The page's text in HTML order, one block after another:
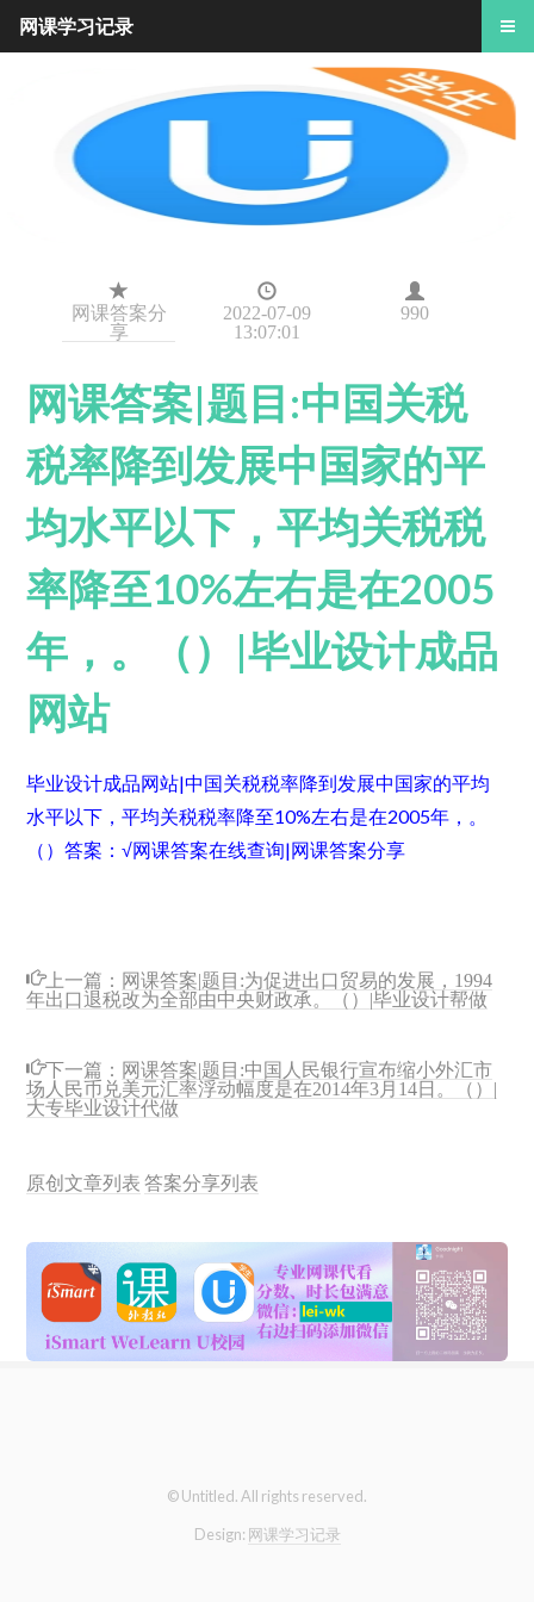
网课答案分
享
2022-07-09
13:07:01
990
网课答案|题目:中国关税
税率降到发展中国家的平
均水平以下，平均关税税
率降至10%左右是在2005
年，。（）|毕业设计成品
网站
毕业设计成品网站|中国关税税率降到发展中国家的平均
水平以下，平均关税税率降至10%左右是在2005年，。
（）答案：√网课答案在线查询|网课答案分享
上一篇： 网课答案|题目:为促进出口贸易的发展，1994
年出口退税改为全部由中央财政承。（）|毕业设计帮做
下一篇： 网课答案|题目:中国人民银行宣布缩小外汇市
场人民币兑美元汇率浮动幅度是在2014年3月14日。（）|
大专毕业设计代做
原创文章列表 答案分享列表
© Untitled. All rights reserved.
Design: 网课学习记录
网课学习记录